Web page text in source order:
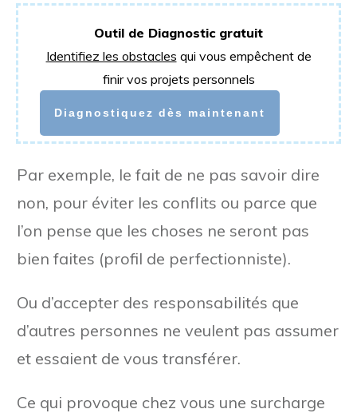
Outil de Diagnostic gratuit
Identifiez les obstacles qui vous empêchent de
finir vos projets personnels
Diagnostiquez dès maintenant
Par exemple, le fait de ne pas savoir dire
non, pour éviter les conflits ou parce que
l’on pense que les choses ne seront pas
bien faites (profil de perfectionniste).
Ou d’accepter des responsabilités que
d’autres personnes ne veulent pas assumer
et essaient de vous transférer.
Ce qui provoque chez vous une surcharge